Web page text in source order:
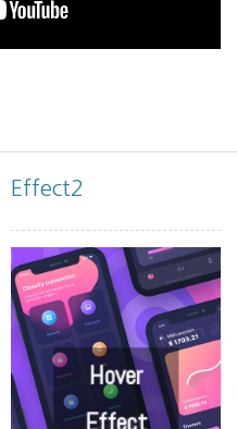
Effect2
Hover
Effect
Hover
Effect